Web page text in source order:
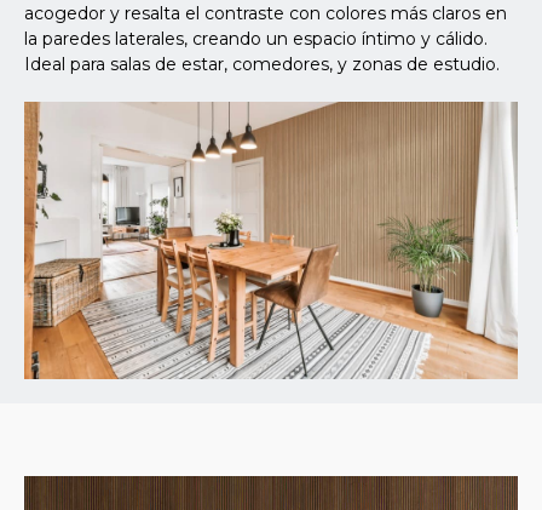
acogedor y resalta el contraste con colores más claros en
la paredes laterales, creando un espacio íntimo y cálido.
Ideal para salas de estar, comedores, y zonas de estudio.